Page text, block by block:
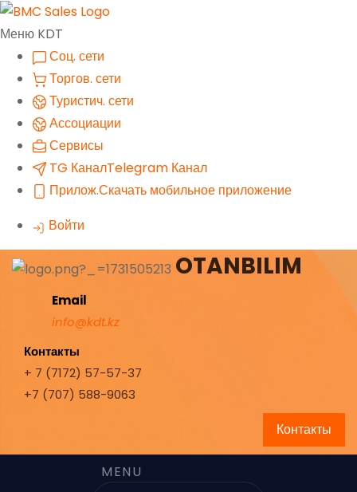
Меню KDT
Соц. сети
Торгов. сети
Туристич. сети
Ассоциации
Сервисы
TG КаналTelegram Канал
Прилож.Скачать мобильное приложение
Войти
OTANBILIM
Email
info@kdt.kz
Контакты
+ 7 (7172) 57-57-37
+7 (707) 588-9063
Контакты
MENU